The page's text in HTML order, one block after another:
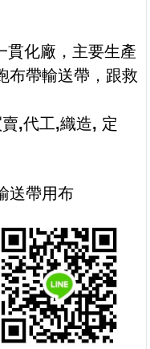
貫化廠，主要生產
布帶輸送帶，跟救
,代工,織造, 定
送帶用布